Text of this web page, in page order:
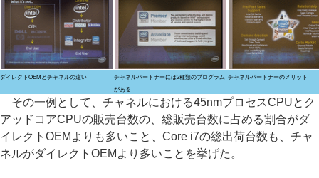
ダイレクトOEMとチャネルの違い
チャネルパートナーには2種類のプログラム
がある
チャネルパートナーのメリット
その一例として、チャネルにおける45nmプロセスCPUとク
アッドコアCPUの販売台数の、総販売台数に占める割合がダ
イレクトOEMよりも多いこと、Core i7の総出荷台数も、チャ
ネルがダイレクトOEMより多いことを挙げた。